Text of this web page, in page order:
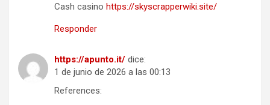
Cash casino https://skyscrapperwiki.site/
Responder
https://apunto.it/ dice:
1 de junio de 2026 a las 00:13
References: